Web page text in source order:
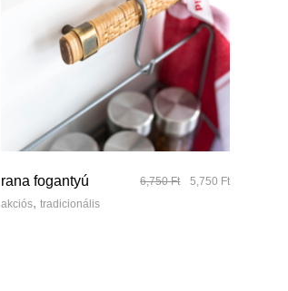
rana fogantyú 6,750Ft
Original
5,750 FtCurrent
akciós, tradicionális